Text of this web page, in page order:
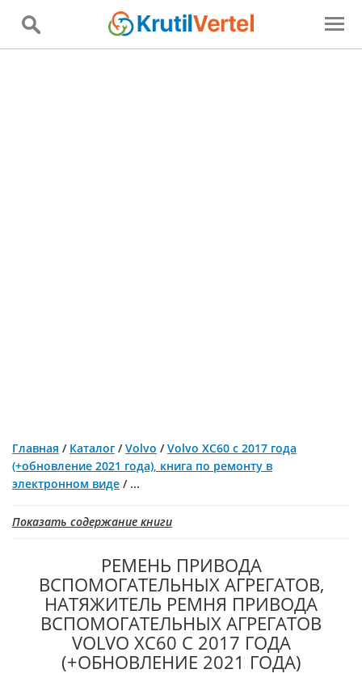
Главная / Каталог /Volvo /Volvo XC60 с 2017 года
(+обновление 2021 года), книга по ремонту в
электронном виде / ...
Показать содержание книги
РЕМЕНЬ ПРИВОДА
ВСПОМОГАТЕЛЬНЫХ АГРЕГАТОВ,
НАТЯЖИТЕЛЬ РЕМНЯ ПРИВОДА
ВСПОМОГАТЕЛЬНЫХ АГРЕГАТОВ
VOLVO XC60 С 2017 ГОДА
(+ОБНОВЛЕНИЕ 2021 ГОДА)